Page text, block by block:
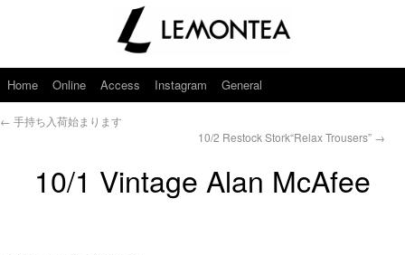
Home Online Access Instagram General
← 手持ち入荷始まります
10/2 Restock Stork“Relax Trousers” →
10/1 Vintage Alan McAfee